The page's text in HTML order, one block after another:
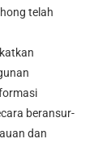
telah
beransur-
dan